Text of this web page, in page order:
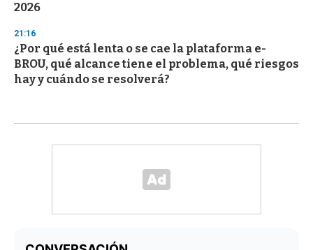
2026
21:16
¿Por qué está lenta o se cae la plataforma e-
BROU, qué alcance tiene el problema, qué riesgos
hay y cuándo se resolverá?